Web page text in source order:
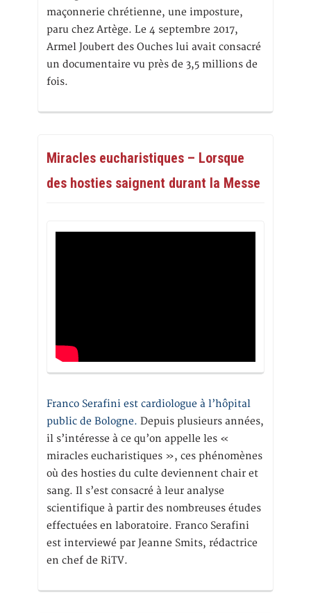
maçonnerie chrétienne, une imposture,
paru chez Artège. Le 4 septembre 2017,
Armel Joubert des Ouches lui avait consacré
un documentaire vu près de 3,5 millions de
fois.
Miracles eucharistiques – Lorsque
des hosties saignent durant la Messe
Franco Serafini est cardiologue à l’hôpital
public de Bologne. Depuis plusieurs années,
il s’intéresse à ce qu’on appelle les «
miracles eucharistiques », ces phénomènes
où des hosties du culte deviennent chair et
sang. Il s’est consacré à leur analyse
scientifique à partir des nombreuses études
effectuées en laboratoire. Franco Serafini
est interviewé par Jeanne Smits, rédactrice
en chef de RiTV.